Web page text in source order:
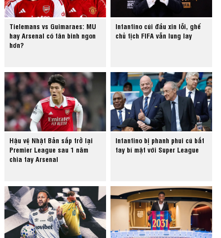
Tielemans vs Guimaraes: MU
hay Arsenal có tân binh ngon
hơn?
Infantino cúi đầu xin lỗi, ghế
chủ tịch FIFA vẫn lung lay
Hậu vệ Nhật Bản sắp trở lại
Premier League sau 1 năm
chia tay Arsenal
Infantino bị phanh phui cú bắt
tay bí mật với Super League